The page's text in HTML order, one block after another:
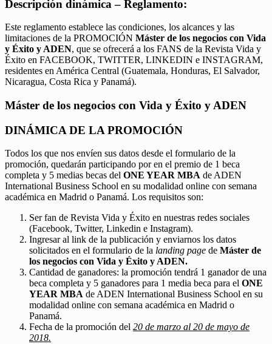
Descripción dinámica – Reglamento:
Este reglamento establece las condiciones, los alcances y las
limitaciones de la PROMOCIÓN Máster de los negocios con Vida
y Éxito y ADEN, que se ofrecerá a los FANS de la Revista Vida y
Éxito en FACEBOOK, TWITTER, LINKEDIN e INSTAGRAM,
residentes en América Central (Guatemala, Honduras, El Salvador,
Nicaragua, Costa Rica y Panamá).
Máster de los negocios con Vida y Éxito y ADEN
DINÁMICA DE LA PROMOCIÓN
Todos los que nos envíen sus datos desde el formulario de la
promoción, quedarán participando por en el premio de 1 beca
completa y 5 medias becas del ONE YEAR MBA de ADEN
International Business School en su modalidad online con semana
académica en Madrid o Panamá. Los requisitos son:
Ser fan de Revista Vida y Éxito en nuestras redes sociales
(Facebook, Twitter, Linkedin e Instagram).
Ingresar al link de la publicación y enviarnos los datos
solicitados en el formulario de la landing page de Máster de
los negocios con Vida y Éxito y ADEN.
Cantidad de ganadores: la promoción tendrá 1 ganador de una
beca completa y 5 ganadores para 1 media beca para el ONE
YEAR MBA de ADEN International Business School en su
modalidad online con semana académica en Madrid o
Panamá.
Fecha de la promoción del 20 de marzo al 20 de mayo de
2018.